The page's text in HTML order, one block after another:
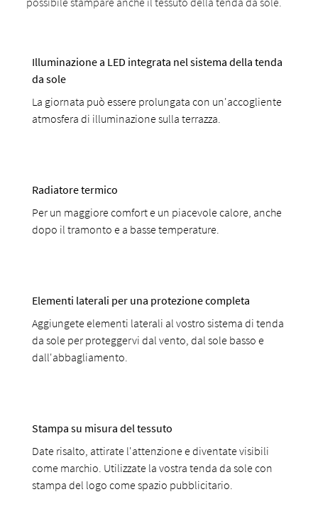
Illuminazione a LED integrata nel sistema della tenda
da sole
La giornata può essere prolungata con un'accogliente
atmosfera di illuminazione sulla terrazza.
Radiatore termico
Per un maggiore comfort e un piacevole calore, anche
dopo il tramonto e a basse temperature.
Elementi laterali per una protezione completa
Aggiungete elementi laterali al vostro sistema di tenda
da sole per proteggervi dal vento, dal sole basso e
dall'abbagliamento.
Stampa su misura del tessuto
Date risalto, attirate l'attenzione e diventate visibili
come marchio. Utilizzate la vostra tenda da sole con
stampa del logo come spazio pubblicitario.